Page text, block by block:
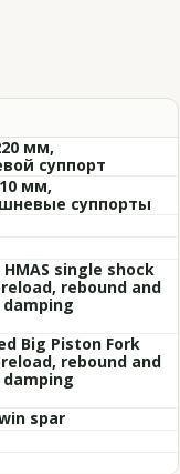
мм,
суппорт
мм,
суппорты
single shock
rebound and
Big Piston Fork
rebound and
spar